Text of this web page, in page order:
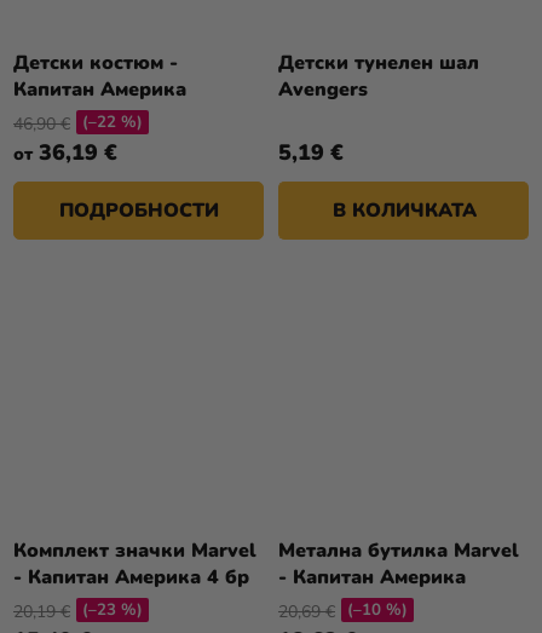
Детски костюм -
Капитан Америка
от 36,19 €
46,90 € (–22 %)
ПОДРОБНОСТИ
Детски тунелен шал
Avengers
5,19 €
В КОЛИЧКАТА
Комплект значки Marvel
- Капитан Америка 4 бр
20,19 € (–23 %)
Метална бутилка Marvel
- Капитан Америка
20,69 € (–10 %)